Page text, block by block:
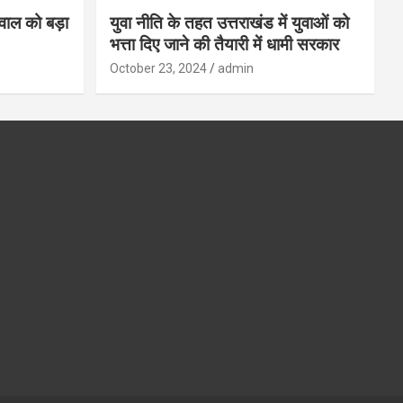
को बड़ा
युवा नीति के तहत उत्तराखंड में युवाओं को
भत्ता दिए जाने की तैयारी में धामी सरकार
October 23, 2024 admin